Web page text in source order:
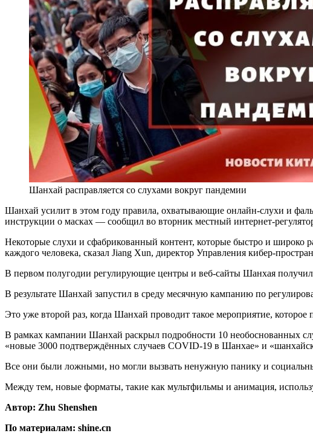
Шанхай расправляется со слухами вокруг пандемии
Шанхай усилит в этом году правила, охватывающие онлайн-слухи и
инструкции о масках — сообщил во вторник местный интернет-
Некоторые слухи и сфабрикованный контент, которые быстро и широко
каждого человека, сказал Jiang Xun, директор Управления кибер-
В первом полугодии регулирующие центры и веб-сайты Шанхая
В результате Шанхай запустил в среду месячную кампанию по
Это уже второй раз, когда Шанхай проводит такое мероприятие, которое
В рамках кампании Шанхай раскрыл подробности 10 необоснованных
«новые 3000 подтверждённых случаев COVID-19 в Шанхае» и
Все они были ложными, но могли вызвать ненужную панику и
Между тем, новые форматы, такие как мультфильмы и анимация,
Автор: Zhu Shenshen
По материалам: shine.cn